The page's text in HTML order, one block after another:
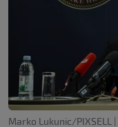
Marko Lukunic/PIXSELL |